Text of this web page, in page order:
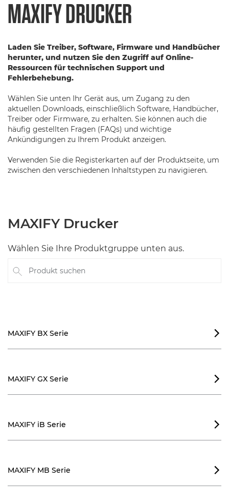
MAXIFY DRUCKER
Laden Sie Treiber, Software, Firmware und Handbücher
herunter, und nutzen Sie den Zugriff auf Online-
Ressourcen für technischen Support und
Fehlerbehebung.
Wählen Sie unten Ihr Gerät aus, um Zugang zu den
aktuellen Downloads, einschließlich Software, Handbücher,
Treiber oder Firmware, zu erhalten. Sie können auch die
häufig gestellten Fragen (FAQs) und wichtige
Ankündigungen zu Ihrem Produkt anzeigen.
Verwenden Sie die Registerkarten auf der Produktseite, um
zwischen den verschiedenen Inhaltstypen zu navigieren.
MAXIFY Drucker
Wählen Sie Ihre Produktgruppe unten aus.
Produkt suchen
MAXIFY BX Serie 
MAXIFY GX Serie 
MAXIFY iB Serie 
MAXIFY MB Serie 